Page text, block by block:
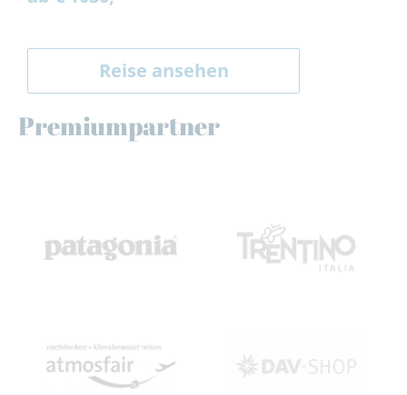
Reise ansehen
Premiumpartner